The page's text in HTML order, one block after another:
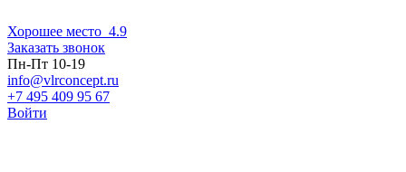
Хорошее место 4.9
Заказать звонок
Пн-Пт 10-19
info@vlrconcept.ru
+7 495 409 95 67
Войти